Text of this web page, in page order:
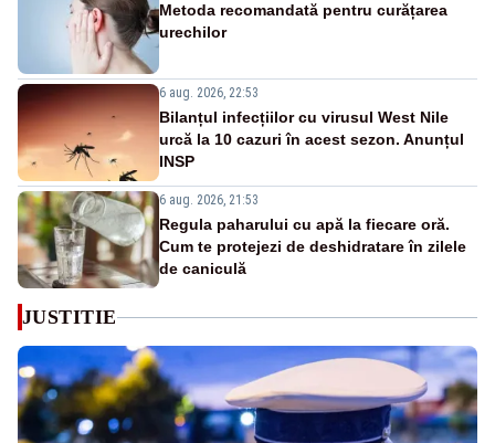
Metoda recomandată pentru curățarea
urechilor
6 aug. 2026, 22:53
Bilanțul infecțiilor cu virusul West Nile
urcă la 10 cazuri în acest sezon. Anunțul
INSP
6 aug. 2026, 21:53
Regula paharului cu apă la fiecare oră.
Cum te protejezi de deshidratare în zilele
de caniculă
JUSTITIE